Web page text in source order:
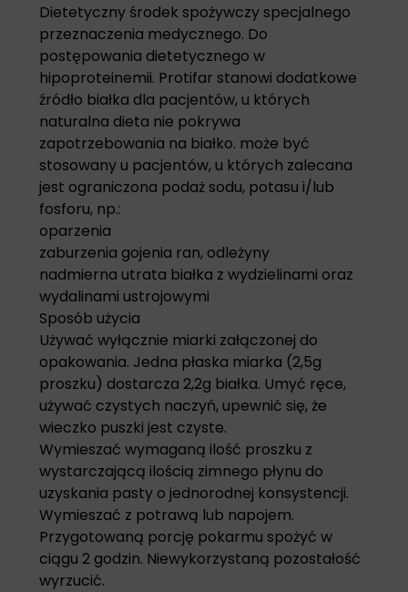
Dietetyczny środek spożywczy specjalnego
przeznaczenia medycznego. Do
postępowania dietetycznego w
hipoproteinemii. Protifar stanowi dodatkowe
źródło białka dla pacjentów, u których
naturalna dieta nie pokrywa
zapotrzebowania na białko. może być
stosowany u pacjentów, u których zalecana
jest ograniczona podaż sodu, potasu i/lub
fosforu, np.:
oparzenia
zaburzenia gojenia ran, odleżyny
nadmierna utrata białka z wydzielinami oraz
wydalinami ustrojowymi
Sposób użycia
Używać wyłącznie miarki załączonej do
opakowania. Jedna płaska miarka (2,5g
proszku) dostarcza 2,2g białka. Umyć ręce,
używać czystych naczyń, upewnić się, że
wieczko puszki jest czyste.
Wymieszać wymaganą ilość proszku z
wystarczającą ilością zimnego płynu do
uzyskania pasty o jednorodnej konsystencji.
Wymieszać z potrawą lub napojem.
Przygotowaną porcję pokarmu spożyć w
ciągu 2 godzin. Niewykorzystaną pozostałość
wyrzucić.